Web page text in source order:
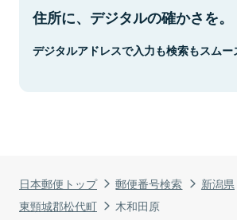
日本郵便トップ 郵便番号検索
新潟県
東頸城郡松代町
木和田原
住所に、デジタルの確かさを。
デジタルアドレスで入力も検索もスムー